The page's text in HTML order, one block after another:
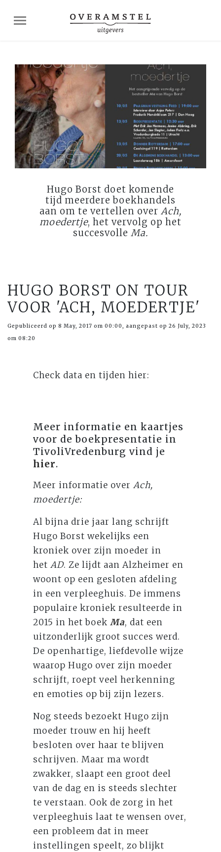
Hugo Borst doet komende
tijd meerdere boekhandels
aan om te vertellen over Ach,
moedertje, het vervolg op het
succesvolle Ma.
HUGO BORST ON TOUR
VOOR 'ACH, MOEDERTJE'
Gepubliceerd op 8 May, 2017 om 00:00, aangepast op 26 July, 2023
om 08:20
Check data en tijden hier:
Meer informatie en kaartjes
voor de boekpresentatie in
TivoliVredenburg vind je
hier.
Meer informatie overAch,
moedertje:
Al bijna drie jaar lang schrijft
Hugo Borst wekelijks een
kroniek over zijn moeder in
hetAD. Ze lijdt aan Alzheimer en
woont op een gesloten afdeling
in een verpleeghuis. De immens
populaire kroniek resulteerde in
2015 in het boekMa, dat een
uitzonderlijk groot succes werd.
De openhartige, liefdevolle wijze
waarop Hugo over zijn moeder
schrijft, roept veel herkenning
en emoties op bij zijn lezers.
Nog steeds bezoekt Hugo zijn
moeder trouw en hij heeft
besloten over haar te blijven
schrijven. Maar ma wordt
zwakker, slaapt een groot deel
van de dag en is steeds slechter
te verstaan. Ook de zorg in het
verpleeghuis laat te wensen over,
een probleem dat in meer
instellingen speelt, zo blijkt